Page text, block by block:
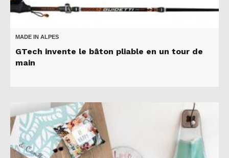
MADE IN ALPES
GTech invente le bâton pliable en un tour de
main